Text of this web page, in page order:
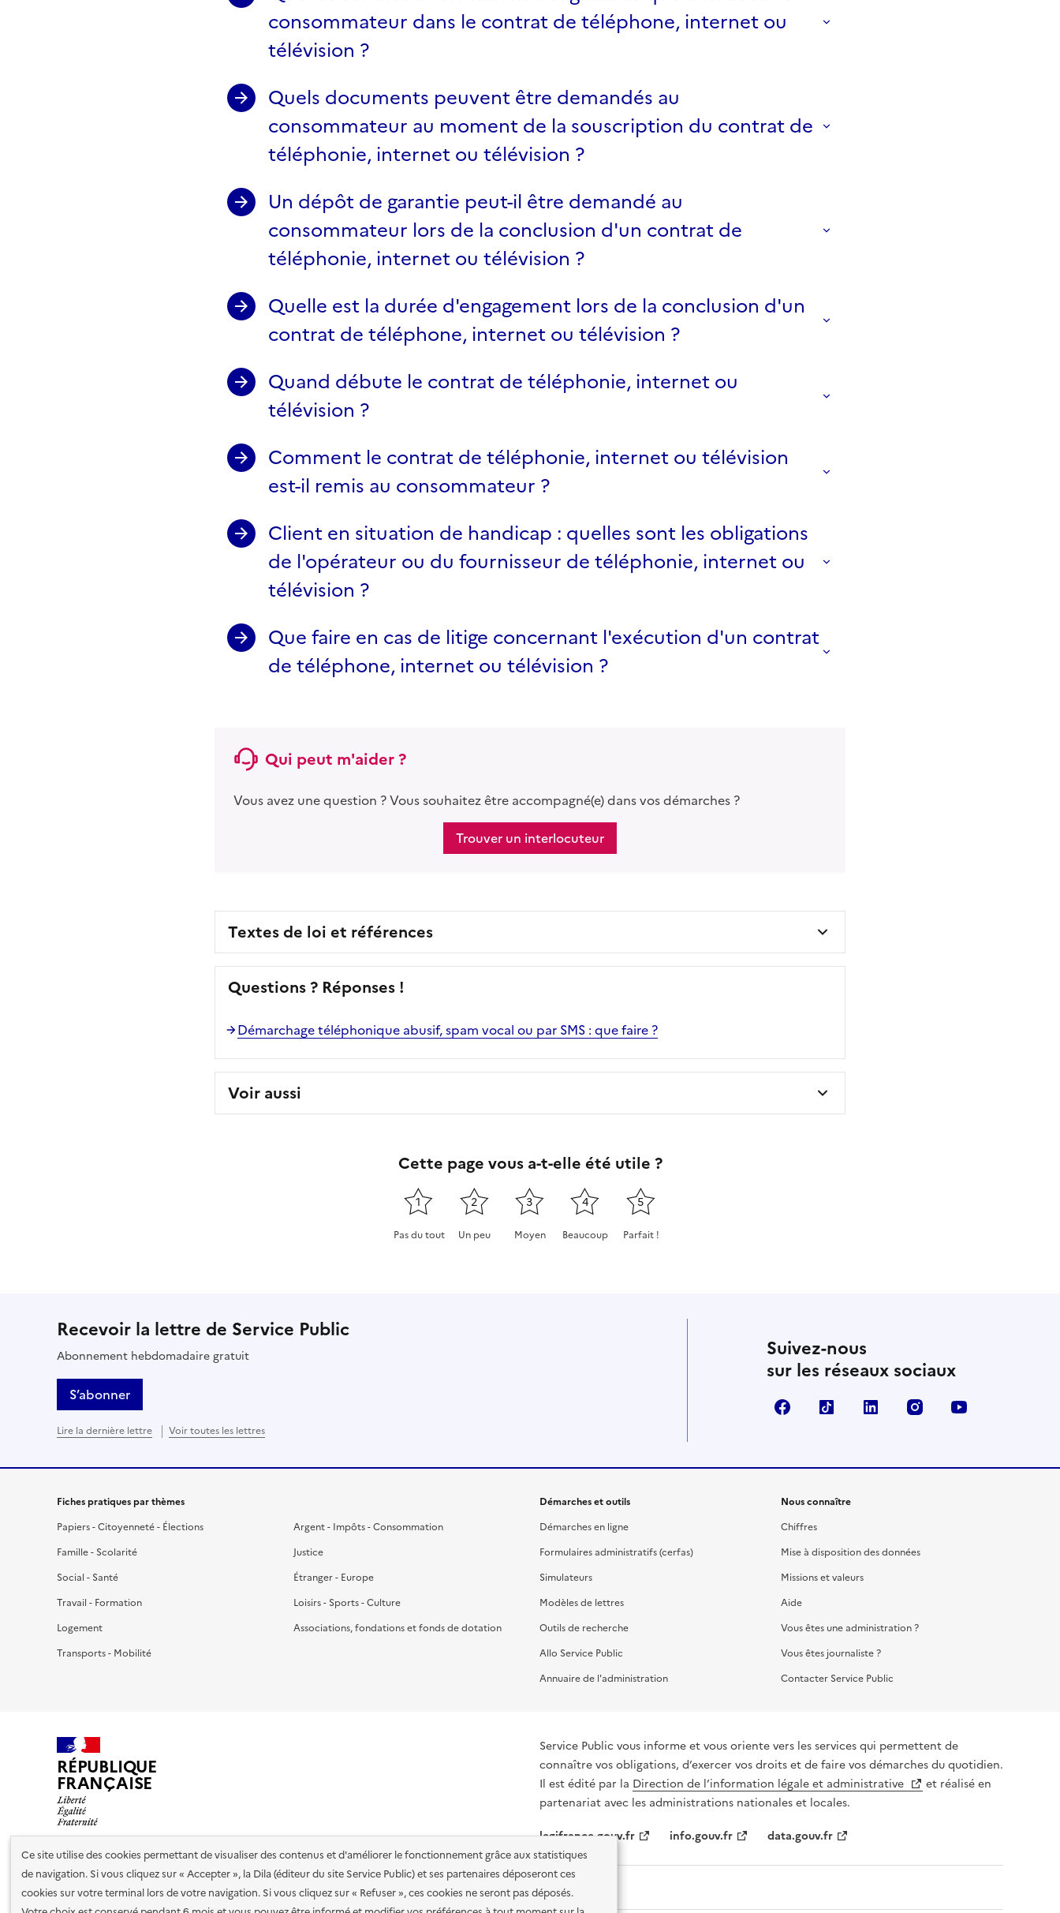
Ce site utilise des cookies permettant de visualiser des contenus et d'améliorer le fonctionnement grâce aux statistiques
de navigation. Si vous cliquez sur « Accepter », la Dila (éditeur du site Service Public) et ses partenaires déposeront ces
cookies sur votre terminal lors de votre navigation. Si vous cliquez sur « Refuser », ces cookies ne seront pas déposés.
consommateur dans le contrat de téléphone, internet ou
télévision ?
Quels documents peuvent être demandés au
consommateur au moment de la souscription du contrat de
téléphonie, internet ou télévision ?
Un dépôt de garantie peut-il être demandé au
consommateur lors de la conclusion d'un contrat de
téléphonie, internet ou télévision ?
Quelle est la durée d'engagement lors de la conclusion d'un
contrat de téléphone, internet ou télévision ?
Quand débute le contrat de téléphonie, internet ou
télévision ?
Comment le contrat de téléphonie, internet ou télévision
est-il remis au consommateur ?
Client en situation de handicap : quelles sont les obligations
de l'opérateur ou du fournisseur de téléphonie, internet ou
télévision ?
Que faire en cas de litige concernant l'exécution d'un contrat
de téléphone, internet ou télévision ?
Qui peut m'aider ?
Vous avez une question ? Vous souhaitez être accompagné(e) dans vos démarches ?
Trouver un interlocuteur
Textes de loi et références
Questions ? Réponses !
Démarchage téléphonique abusif, spam vocal ou par SMS : que faire ?
Voir aussi
Cette page vous a-t-elle été utile ?
1
Pas du tout
2
Un peu
3
Moyen
4
Beaucoup
5
Parfait !
Recevoir la lettre de Service Public
Abonnement hebdomadaire gratuit
S’abonner
Lire la dernière lettre Voir toutes les lettres
Suivez-nous
sur les réseaux sociaux
FacebookTikTok LinkedIn Instagram
Fiches pratiques par thèmes
Papiers - Citoyenneté - Élections
Famille - Scolarité
Social - Santé
Travail - Formation
Logement
Transports - Mobilité
Argent - Impôts - Consommation
Justice
Étranger - Europe
Loisirs - Sports - Culture
Associations, fondations et fonds de dotation
Démarches et outils
Démarches en ligne
Formulaires administratifs (cerfas)
Simulateurs
Modèles de lettres
Outils de recherche
Allo Service Public
Annuaire de l'administration
Nous connaître
Chiffres
Mise à disposition des données
Missions et valeurs
Aide
Vous êtes une administration ?
Vous êtes journaliste ?
Contacter Service Public
RÉPUBLIQUE
FRANÇAISE
Service Public vous informe et vous oriente vers les services qui permettent de
connaître vos obligations, d’exercer vos droits et de faire vos démarches du quotidien.
Il est édité par la Direction de l’information légale et administrative
et réalisé en
partenariat avec les administrations nationales et locales.
legifrance.gouv.fr
info.gouv.fr data.gouv.fr
Nos partenaires